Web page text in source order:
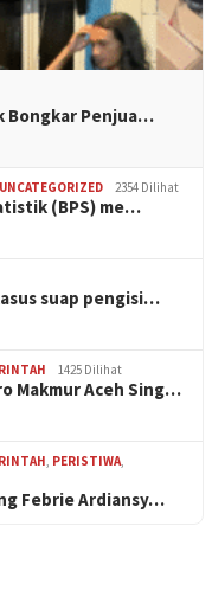
Bongkar Penjua…
UNCATEGORIZED 2354 Dilihat
(BPS) me…
suap pengisi…
1425 Dilihat
Makmur Aceh Sing…
, PERISTIWA,
Febrie Ardiansy…